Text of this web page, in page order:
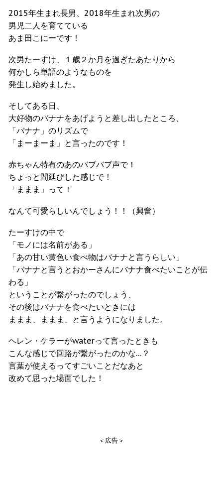
2015年生まれ長男、2018年生まれ次男の
男児二人を育てている
あま田こにーです！
次男たーすけ、１歳２か月を過ぎたあたりから
何かしら単語のようなものを
発生し始めました。
そしてある日、
大好物のバナナをあげようと差し出したところ、
「バナナ」のリズムで
「まーまーま」と言ったのです！
赤ちゃん特有のあのバブバブ声で！
ちょっと間延びした感じで！
「ままま」って！
なんて可愛らしいんでしょう！！（興奮）
たーすけの中で
「モノには名前がある」
「あの甘い黄色い食べ物はバナナと言うらしい」
「バナナと言うとおかーさんにバナナ食べたいことが伝
わる」
ということが繋がったのでしょう、
その後はバナナを食べたいときには
ままま、ままま、と言うようになりました。
ヘレン・ケラーがwaterって言ったときも
こんな感じで回路が繋がったのかな…？
言葉が使えるってすごいことだなあと
改めて思った場面でした！
＜広告＞